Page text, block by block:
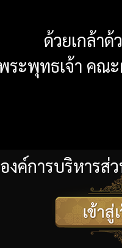
องค์การบริหารส่